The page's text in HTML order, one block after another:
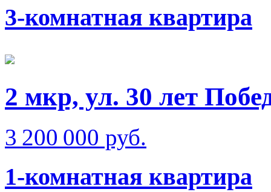
3-комнатная квартира
2 мкр, ул. 30 лет
3 200 000 руб.
1-комнатная квартира